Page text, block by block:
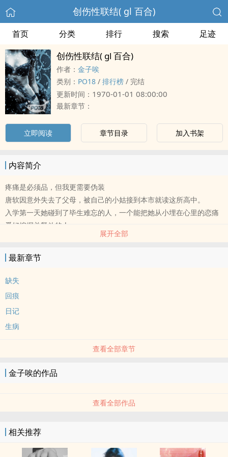
创伤性联结( gl 百合)
首页 分类 排行 搜索 足迹
创伤性联结( gl 百合)
作者： 金子唉
类别： PO18 / 排行榜 / 完结
更新时间： 1970-01-01 08:00:00
最新章节：
立即阅读 章节目录 加入书架
内容简介
疼痛是必须品，但我更需要伪装
唐软因意外失去了父母，被自己的小姑接到本市就读这所高中。
入学第一天她碰到了毕生难忘的人，一个能把她从小埋在心里的恋痛
爱好挖掘并释放的人。
这样的生活不很好吗？可一通电话打破了这一切，真正食物链顶端的
她也渐渐得知金未央与于尤韩幼时的过往
唐软失去了眼睛与爱人分别长达两年，在金未央归来时两人因矛盾唐
————————————
【虐身】【残疾】【包含大量扇耳光欧打情节偏爱此类XP入坑】
为什幺要写这种的？纯属满足自己性癖
展开全部
最新章节
缺失
回痕
日记
生病
查看全部章节
金子唉的作品
查看全部作品
相关推荐